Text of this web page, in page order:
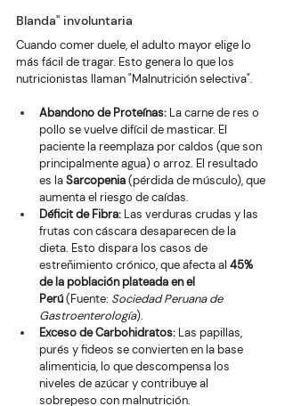
Blanda" involuntaria
Cuando comer duele, el adulto mayor elige lo
más fácil de tragar. Esto genera lo que los
nutricionistas llaman "Malnutrición selectiva".
Abandono de Proteínas: La carne de res o
pollo se vuelve difícil de masticar. El
paciente la reemplaza por caldos (que son
principalmente agua) o arroz. El resultado
es la Sarcopenia (pérdida de músculo), que
aumenta el riesgo de caídas.
Déficit de Fibra: Las verduras crudas y las
frutas con cáscara desaparecen de la
dieta. Esto dispara los casos de
estreñimiento crónico, que afecta al 45%
de la población plateada en el
Perú (Fuente: Sociedad Peruana de
Gastroenterología).
Exceso de Carbohidratos: Las papillas,
purés y fideos se convierten en la base
alimenticia, lo que descompensa los
niveles de azúcar y contribuye al
sobrepeso con malnutrición.